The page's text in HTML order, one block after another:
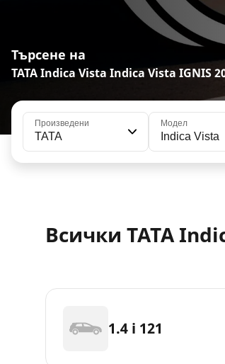
Търсене на
TATA Indica Vista Indica Vista IGNIS
Произведени
TATA
Модел
Indica Vista
Всички TATA
1.4 i 121